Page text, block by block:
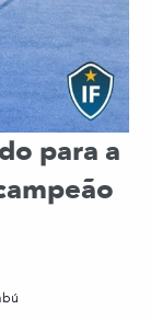
para a